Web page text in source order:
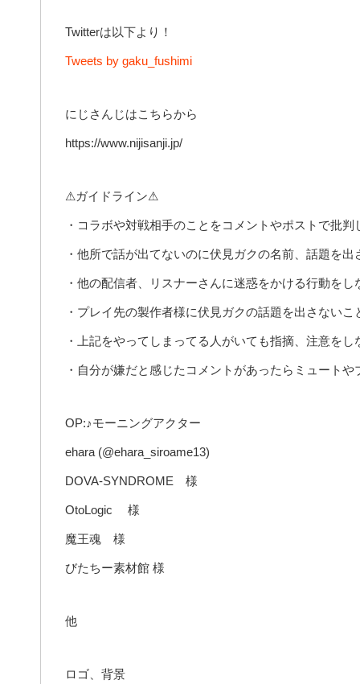
Twitterは以下より！
Tweets by gaku_fushimi
にじさんじはこちらから
https://www.nijisanji.jp/
⚠ガイドライン⚠
・コラボや対戦相手のことをコメントやポストで批判
・他所で話が出てないのに伏見ガクの名前、話題を出
・他の配信者、リスナーさんに迷惑をかける行動を
・プレイ先の製作者様に伏見ガクの話題を出さないこ
・上記をやってしまってる人がいても指摘、注意を
・自分が嫌だと感じたコメントがあったらミュート
OP:♪モーニングアクター
ehara (@ehara_siroame13)
DOVA-SYNDROME 様
OtoLogic 様
魔王魂 様
びたちー素材館 様
他
ロゴ、背景